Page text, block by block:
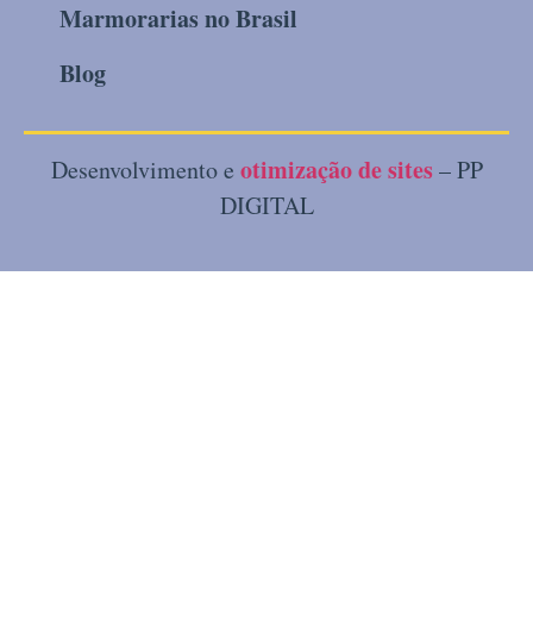
Marmorarias no Brasil
Blog
Desenvolvimento e otimização de sites – PP
DIGITAL